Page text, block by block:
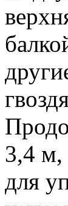
3,4 м,
для